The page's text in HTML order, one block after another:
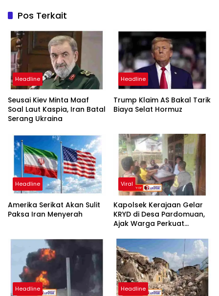
Pos Terkait
Headline
Seusai Kiev Minta Maaf
Soal Laut Kaspia, Iran Batal
Serang Ukraina
Headline
Trump Klaim AS Bakal Tarik
Biaya Selat Hormuz
Headline
Amerika Serikat Akan Sulit
Paksa Iran Menyerah
Viral
Kapolsek Kerajaan Gelar
KRYD di Desa Pardomuan,
Ajak Warga Perkuat
Judi Online serta Narkoba
Headline Headline